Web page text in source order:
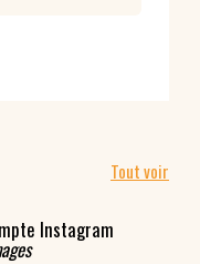
Tout voir
Instagram